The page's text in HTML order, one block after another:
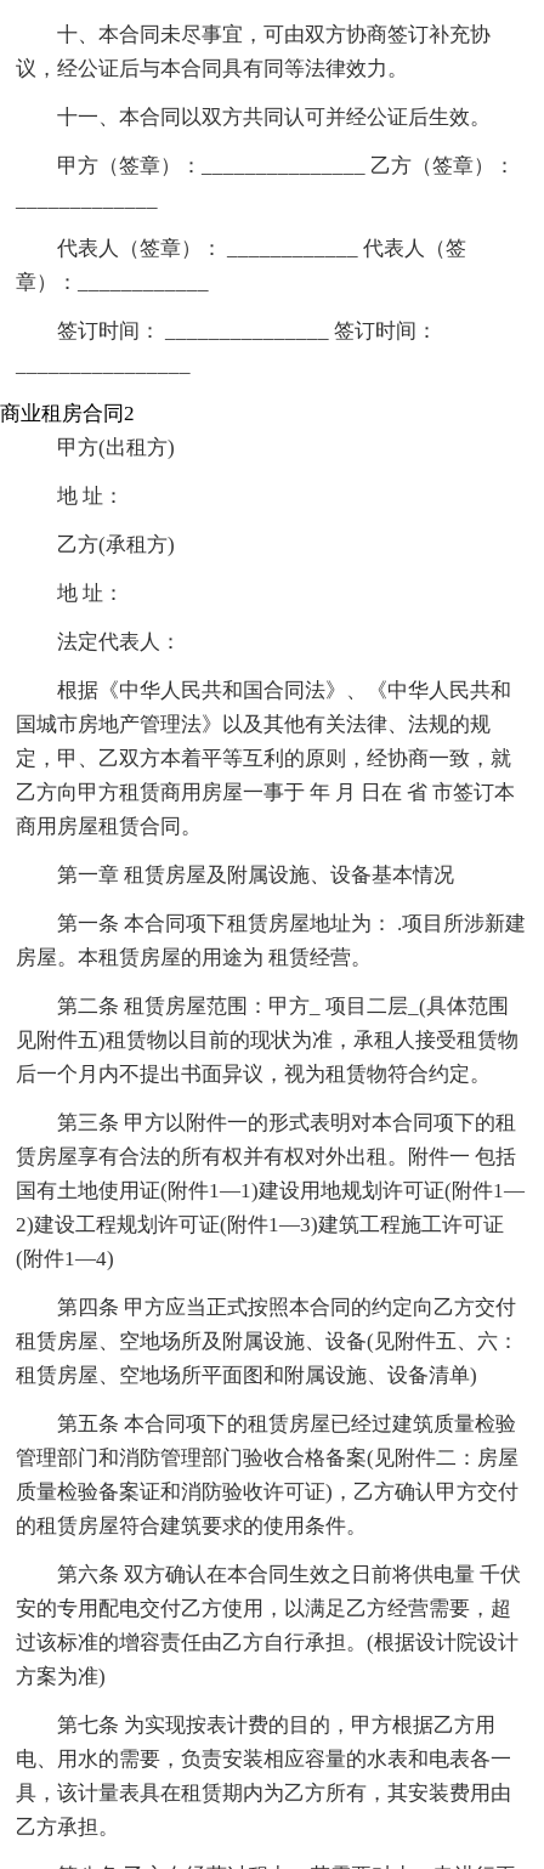
十、本合同未尽事宜，可由双方协商签订补充协
议，经公证后与本合同具有同等法律效力。
十一、本合同以双方共同认可并经公证后生效。
甲方（签章）：_______________ 乙方（签章）：
代表人（签章）： ____________ 代表人（签
章）：____________
签订时间： _______________ 签订时间：
商业租房合同2
甲方(出租方)
地 址：
乙方(承租方)
地 址：
法定代表人：
根据《中华人民共和国合同法》、《中华人民共和
国城市房地产管理法》以及其他有关法律、法规的规
定，甲、乙双方本着平等互利的原则，经协商一致，就
乙方向甲方租赁商用房屋一事于 年 月 日在 省 市签订本
商用房屋租赁合同。
第一章 租赁房屋及附属设施、设备基本情况
第一条 本合同项下租赁房屋地址为： .项目所涉新建
房屋。本租赁房屋的用途为 租赁经营。
第二条 租赁房屋范围：甲方_ 项目二层_(具体范围
见附件五)租赁物以目前的现状为准，承租人接受租赁物
后一个月内不提出书面异议，视为租赁物符合约定。
第三条 甲方以附件一的形式表明对本合同项下的租
赁房屋享有合法的所有权并有权对外出租。附件一 包括
国有土地使用证(附件1—1)建设用地规划许可证(附件1—
2)建设工程规划许可证(附件1—3)建筑工程施工许可证
(附件1—4)
第四条 甲方应当正式按照本合同的约定向乙方交付
租赁房屋、空地场所及附属设施、设备(见附件五、六：
租赁房屋、空地场所平面图和附属设施、设备清单)
第五条 本合同项下的租赁房屋已经过建筑质量检验
管理部门和消防管理部门验收合格备案(见附件二：房屋
质量检验备案证和消防验收许可证)，乙方确认甲方交付
的租赁房屋符合建筑要求的使用条件。
第六条 双方确认在本合同生效之日前将供电量 千伏
安的专用配电交付乙方使用，以满足乙方经营需要，超
过该标准的增容责任由乙方自行承担。(根据设计院设计
方案为准)
第七条 为实现按表计费的目的，甲方根据乙方用
电、用水的需要，负责安装相应容量的水表和电表各一
具，该计量表具在租赁期内为乙方所有，其安装费用由
乙方承担。